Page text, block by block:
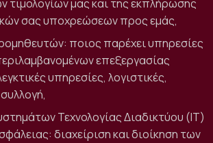
τιμολογίων μας και της εκπλήρωσης
σας υποχρεώσεων προς εμάς,
ποιος παρέχει υπηρεσίες
επεξεργασίας
υπηρεσίες, λογιστικές,
Τεχνολογίας Διαδικτύου (IT)
διαχείριση και διοίκηση των